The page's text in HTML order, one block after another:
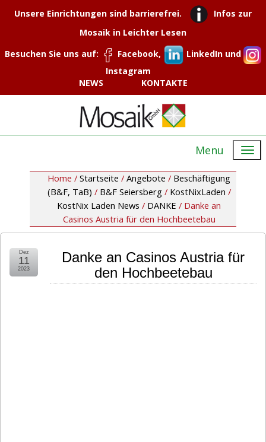
Unsere Einrichtungen sind barrierefrei.
Infos zur
Mosaik in Leichter Lesen
Besuchen Sie uns auf:
Facebook,
LinkedIn und
Instagram
NEWS
KONTAKTE
Menu
Home / Startseite / Angebote / Beschäftigung
(B&F, TaB) / B&F Seiersberg / KostNixLaden /
KostNix Laden News / DANKE / Danke an
Casinos Austria für den Hochbeetebau
Danke an Casinos Austria für
den Hochbeetebau
Dez
11
2023